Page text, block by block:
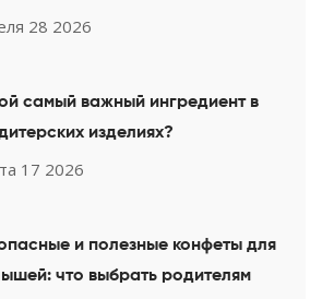
28 2026
самый важный ингредиент в
изделиях?
17 2026
и полезные конфеты для
что выбрать родителям